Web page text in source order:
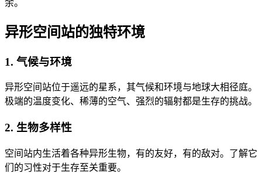
余。
异形空间站的独特环境
1. 气候与环境
异形空间站位于遥远的星系，其气候和环境与地球大相径庭。
极端的温度变化、稀薄的空气、强烈的辐射都是生存的挑战。
2. 生物多样性
空间站内生活着各种异形生物，有的友好，有的敌对。了解它
们的习性对于生存至关重要。